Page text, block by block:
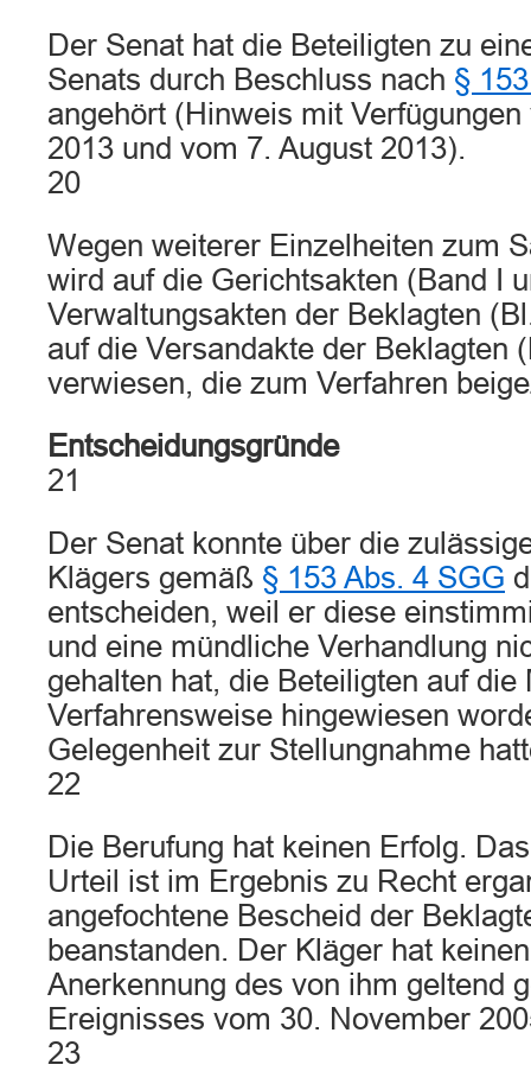
Der Senat hat die Beteiligten zu
Senats durch Beschluss nach §
angehört (Hinweis mit
2013 und vom 7. August 2013).
20
Wegen weiterer Einzelheiten zum
wird auf die Gerichtsakten (Band I
Verwaltungsakten der Beklagten
auf die Versandakte der Beklagten
verwiesen, die zum Verfahren
Entscheidungsgründe
21
Der Senat konnte über die
Klägers gemäß § 153 Abs. 4 SGG
entscheiden, weil er diese
und eine mündliche Verhandlung
gehalten hat, die Beteiligten auf die
Verfahrensweise hingewiesen
Gelegenheit zur Stellungnahme
22
Die Berufung hat keinen Erfolg.
Urteil ist im Ergebnis zu Recht
angefochtene Bescheid der
beanstanden. Der Kläger hat
Anerkennung des von ihm geltend
Ereignisses vom 30. November
23